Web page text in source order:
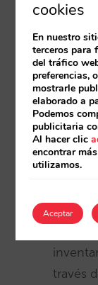
-En
no
plazo
-En
email,
través
cookies
En nuestro
terceros para
del tráfico
preferencias,
mostrarle
elaborado a
Podemos
publicitaria
Al hacer clic
encontrar
utilizamos.
Aceptar